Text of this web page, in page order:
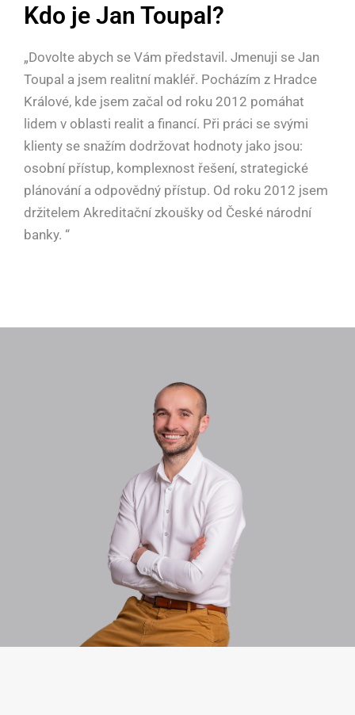
Kdo je Jan Toupal?
„Dovolte abych se Vám představil. Jmenuji se Jan
Toupal a jsem realitní makléř. Pocházím z Hradce
Králové, kde jsem začal od roku 2012 pomáhat
lidem v oblasti realit a financí. Při práci se svými
klienty se snažím dodržovat hodnoty jako jsou:
osobní přístup, komplexnost řešení, strategické
plánování a odpovědný přístup. Od roku 2012 jsem
držitelem Akreditační zkoušky od České národní
banky. “